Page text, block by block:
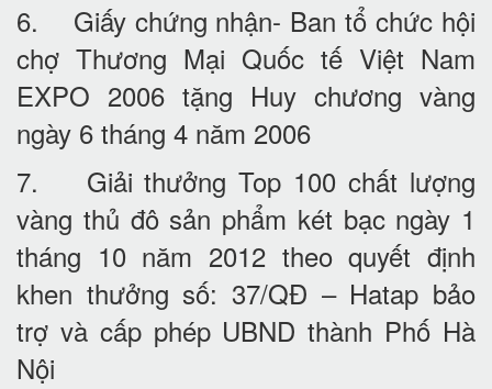
6. Giấy chứng nhận- Ban tổ chức hội
chợ Thương Mại Quốc tế Việt Nam
EXPO 2006 tặng Huy chương vàng
ngày 6 tháng 4 năm 2006
7. Giải thưởng Top 100 chất lượng
vàng thủ đô sản phẩm két bạc ngày 1
tháng 10 năm 2012 theo quyết định
khen thưởng số: 37/QĐ – Hatap bảo
trợ và cấp phép UBND thành Phố Hà
Nội